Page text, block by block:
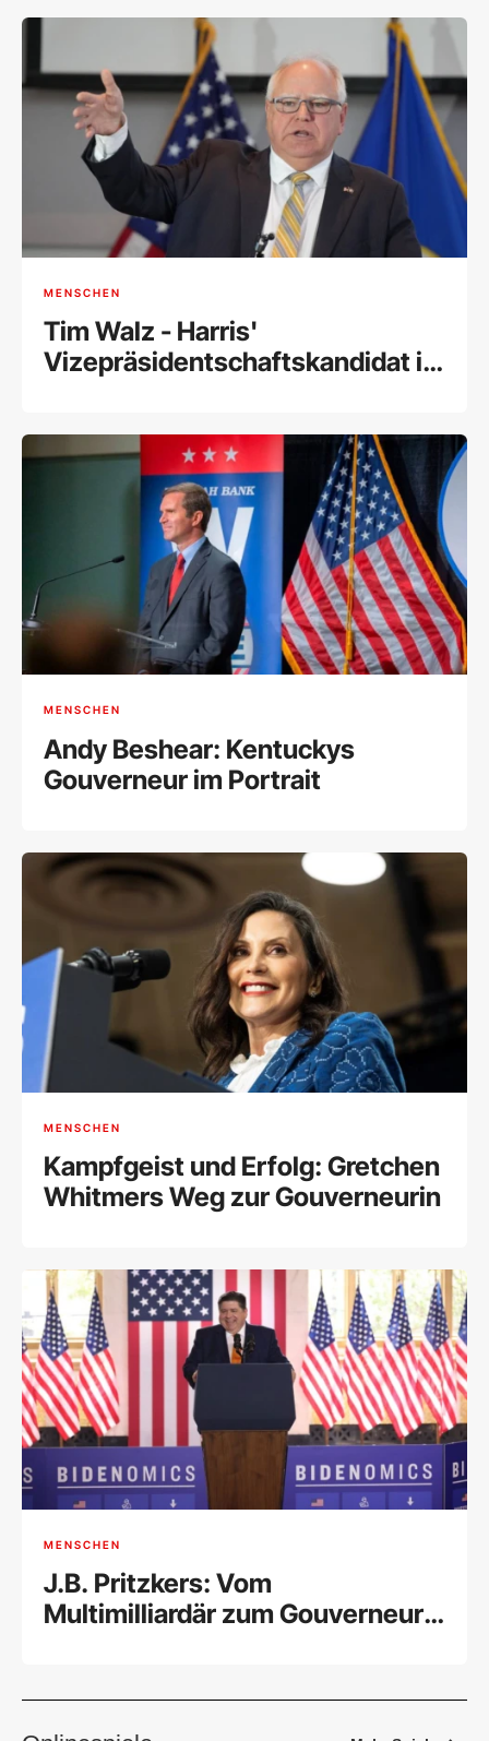
MENSCHEN
Tim Walz - Harris'
Vizepräsidentschaftskandidat im
MENSCHEN
Andy Beshear: Kentuckys
Gouverneur im Portrait
MENSCHEN
Kampfgeist und Erfolg: Gretchen
Whitmers Weg zur Gouverneurin
MENSCHEN
J.B. Pritzkers: Vom
Multimilliardär zum Gouverneur